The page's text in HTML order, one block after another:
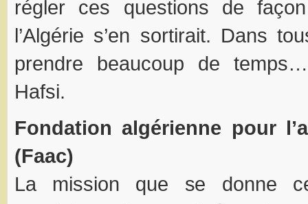
régler ces questions de
l’Algérie s’en sortirait. Dans
prendre beaucoup de
Hafsi.
Fondation algérienne pour
(Faac)
La mission que se donne